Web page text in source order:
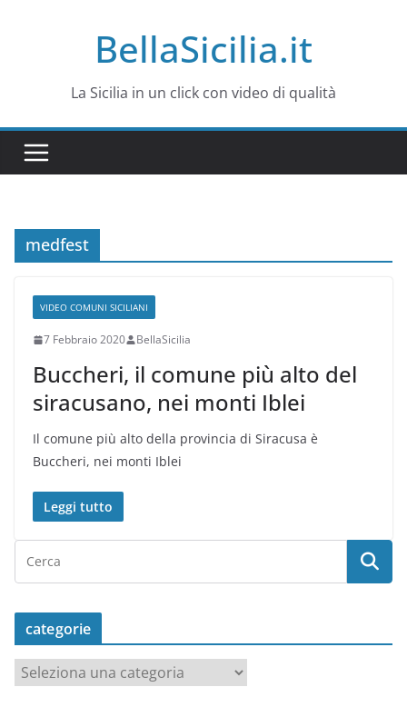
BellaSicilia.it
La Sicilia in un click con video di qualità
medfest
VIDEO COMUNI SICILIANI
7 Febbraio 2020 BellaSicilia
Buccheri, il comune più alto del
siracusano, nei monti Iblei
Il comune più alto della provincia di Siracusa è
Buccheri, nei monti Iblei
Leggi tutto
categorie
a